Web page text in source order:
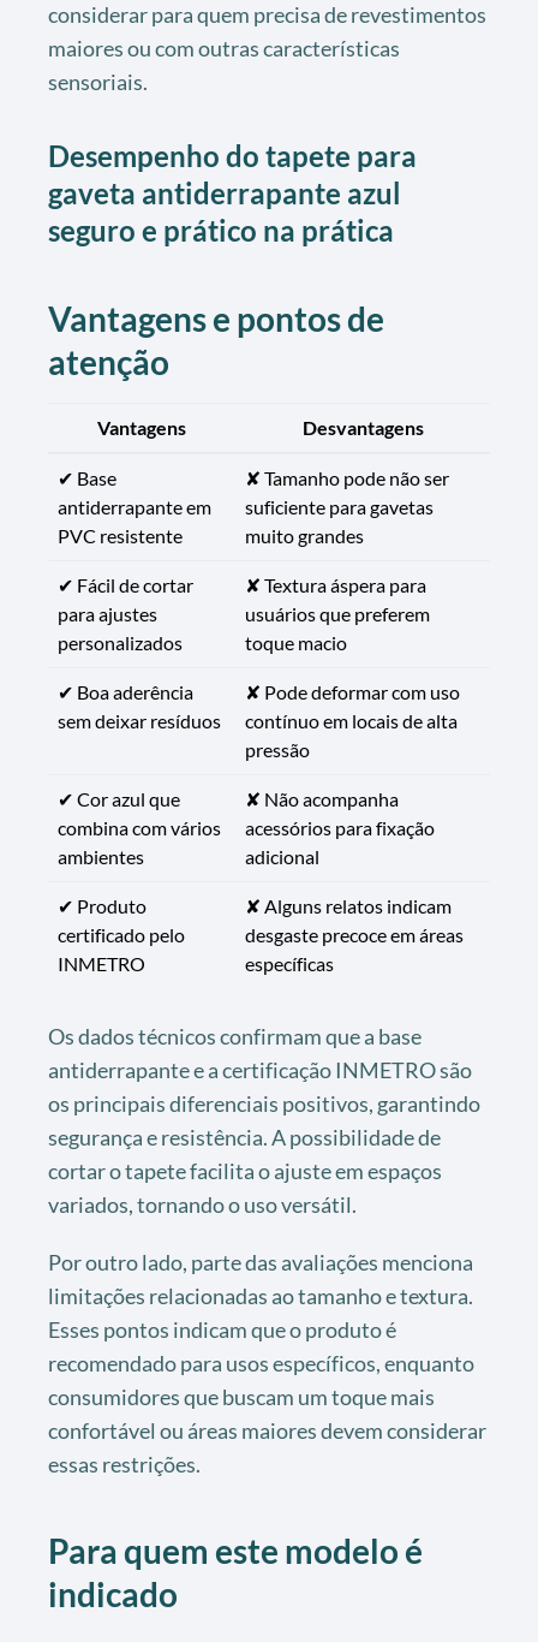
considerar para quem precisa de revestimentos
maiores ou com outras características
sensoriais.
Desempenho do tapete para
gaveta antiderrapante azul
seguro e prático na prática
Vantagens e pontos de
atenção
Vantagens Desvantagens
✔ Base
antiderrapante em
PVC resistente
✘ Tamanho pode não ser
suficiente para gavetas
muito grandes
✔ Fácil de cortar
para ajustes
personalizados
✘ Textura áspera para
usuários que preferem
toque macio
✔ Boa aderência
sem deixar resíduos
✘ Pode deformar com uso
contínuo em locais de alta
pressão
✔ Cor azul que
combina com vários
ambientes
✘ Não acompanha
acessórios para fixação
adicional
✔ Produto
certificado pelo
INMETRO
✘ Alguns relatos indicam
desgaste precoce em áreas
específicas
Os dados técnicos confirmam que a base
antiderrapante e a certificação INMETRO são
os principais diferenciais positivos, garantindo
segurança e resistência. A possibilidade de
cortar o tapete facilita o ajuste em espaços
variados, tornando o uso versátil.
Por outro lado, parte das avaliações menciona
limitações relacionadas ao tamanho e textura.
Esses pontos indicam que o produto é
recomendado para usos específicos, enquanto
consumidores que buscam um toque mais
confortável ou áreas maiores devem considerar
essas restrições.
Para quem este modelo é
indicado